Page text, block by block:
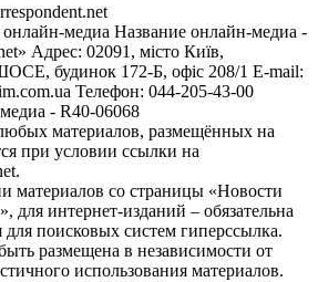
медиа Название онлайн-медиа -
Адрес: 02091, місто Київ,
будинок 172-Б, офіс 208/1 E-mail:
Телефон: 044-205-43-00
- R40-06068
материалов, размещённых на
при условии ссылки на
материалов со страницы «Новости
для интернет-изданий – обязательна
для поисковых систем гиперссылка.
размещена в независимости от
использования материалов.